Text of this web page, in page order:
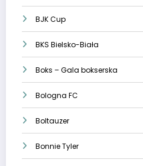
BJK Cup
BKS Bielsko-Biała
Boks – Gala bokserska
Bologna FC
Boltauzer
Bonnie Tyler